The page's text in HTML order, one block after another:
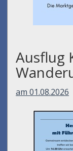
Ausflug
am 01.08.2026